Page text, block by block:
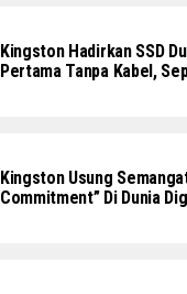
Kingston Hadirkan SSD
Pertama Tanpa Kabel,
Kingston Usung
Commitment” Di Dunia